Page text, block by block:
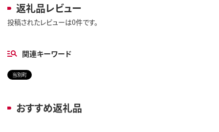
返礼品レビュー
投稿されたレビューは0件です。
関連キーワード
当別町
おすすめ返礼品